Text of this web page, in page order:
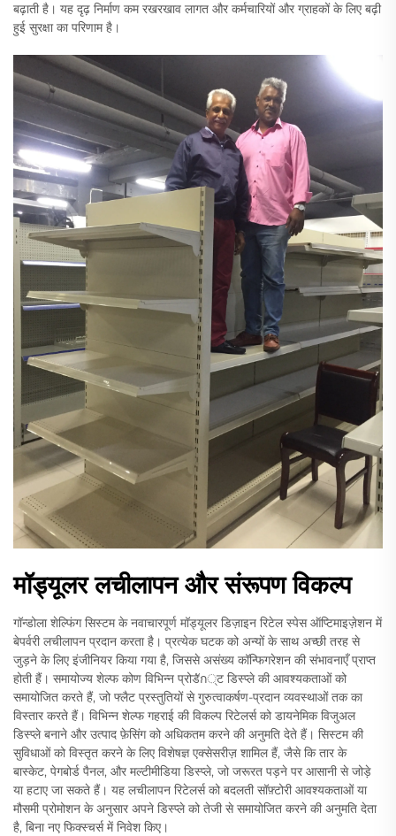
बढ़ाती है। यह दृढ़ निर्माण कम रखरखाव लागत और कर्मचारियों और ग्राहकों के लिए बढ़ी
हुई सुरक्षा का परिणाम है।
मॉड्यूलर लचीलापन और संरूपण विकल्प
गॉन्डोला शेल्फिंग सिस्टम के नवाचारपूर्ण मॉड्यूलर डिज़ाइन रिटेल स्पेस ऑप्टिमाइज़ेशन में
बेपर्वरी लचीलापन प्रदान करता है। प्रत्येक घटक को अन्यों के साथ अच्छी तरह से
जुड़ने के लिए इंजीनियर किया गया है, जिससे असंख्य कॉन्फिगरेशन की संभावनाएँ प्राप्त
होती हैं। समायोज्य शेल्फ कोण विभिन्न प्रोडัก्ट डिस्प्ले की आवश्यकताओं को
समायोजित करते हैं, जो फ्लैट प्रस्तुतियों से गुरुत्वाकर्षण-प्रदान व्यवस्थाओं तक का
विस्तार करते हैं। विभिन्न शेल्फ गहराई की विकल्प रिटेलर्स को डायनेमिक विजुअल
डिस्प्ले बनाने और उत्पाद फ़ेसिंग को अधिकतम करने की अनुमति देते हैं। सिस्टम की
सुविधाओं को विस्तृत करने के लिए विशेषज्ञ एक्सेसरीज़ शामिल हैं, जैसे कि तार के
बास्केट, पेगबोर्ड पैनल, और मल्टीमीडिया डिस्प्ले, जो जरूरत पड़ने पर आसानी से जोड़े
या हटाए जा सकते हैं। यह लचीलापन रिटेलर्स को बदलती सॉफ़्टोरी आवश्यकताओं या
मौसमी प्रोमोशन के अनुसार अपने डिस्प्ले को तेजी से समायोजित करने की अनुमति देता
है, बिना नए फिक्स्चर्स में निवेश किए।